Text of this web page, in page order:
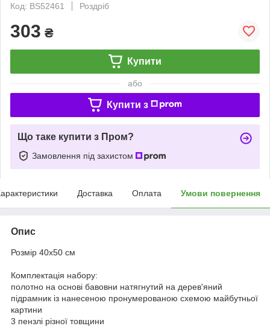
Код: BS52461
Роздріб
303 ₴
Купити
або
Купити з
Що таке купити з Пром?
Замовлення під захистом
Доставка Оплата Умови повернення
Опис
Розмір 40x50 см
Комплектація набору:
полотно на основі бавовни натягнутий на дерев'яний
підрамник із нанесеною пронумерованою схемою майбутньої
картини
3 пензлі різної товщини